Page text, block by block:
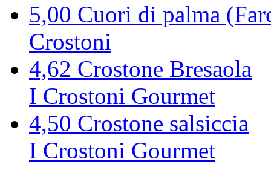
5,00 Cuori di palma
Crostoni
4,62 Crostone Bresaola
I Crostoni Gourmet
4,50 Crostone salsiccia
I Crostoni Gourmet